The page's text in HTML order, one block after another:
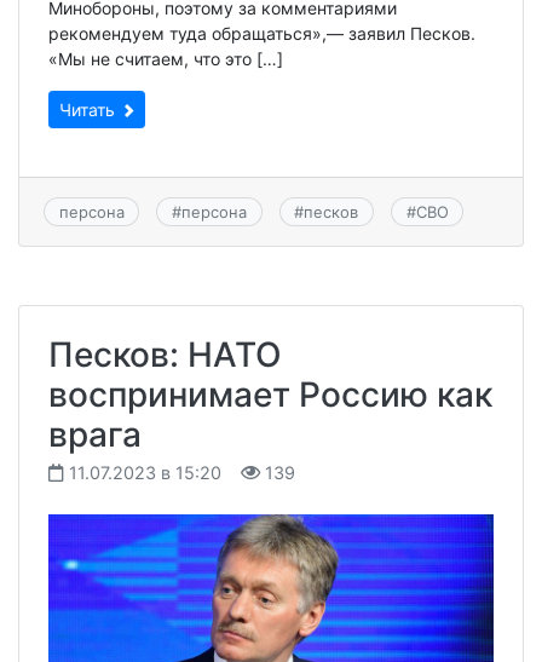
Минобороны, поэтому за комментариями
рекомендуем туда обращаться»,— заявил Песков.
«Мы не считаем, что это […]
Читать
персона #персона #песков #СВО
Песков: НАТО
воспринимает Россию как
врага
11.07.2023 в 15:20 139